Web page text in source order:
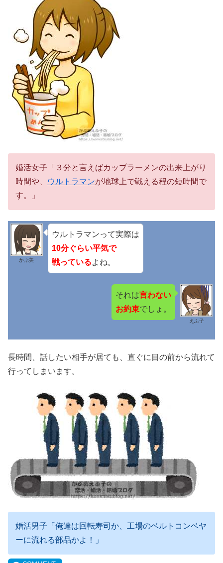
婚活女子「３分と言えばカップラーメンの出来上がり
時間や、
ウルトラマンが地球上で戦える程の短時間で
す。」
かぶ美
ウルトラマンって実際は
10分ぐらい平気で
戦っているよね。
えふ子
それは言わない
お約束でしょ。
長時間、話したい相手が居ても、直ぐに目の前から流れて
行ってしまいます。
婚活男子「俺達は回転寿司か、工場のベルトコンベヤ
ーに流れる部品かよ！」